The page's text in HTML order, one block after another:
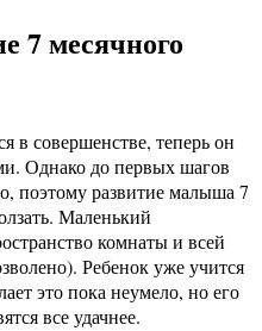
7 месячного
в совершенстве, теперь он
Однако до первых шагов
поэтому развитие малыша 7
Маленький
комнаты и всей
Ребенок уже учится
это пока неумело, но его
все удачнее.